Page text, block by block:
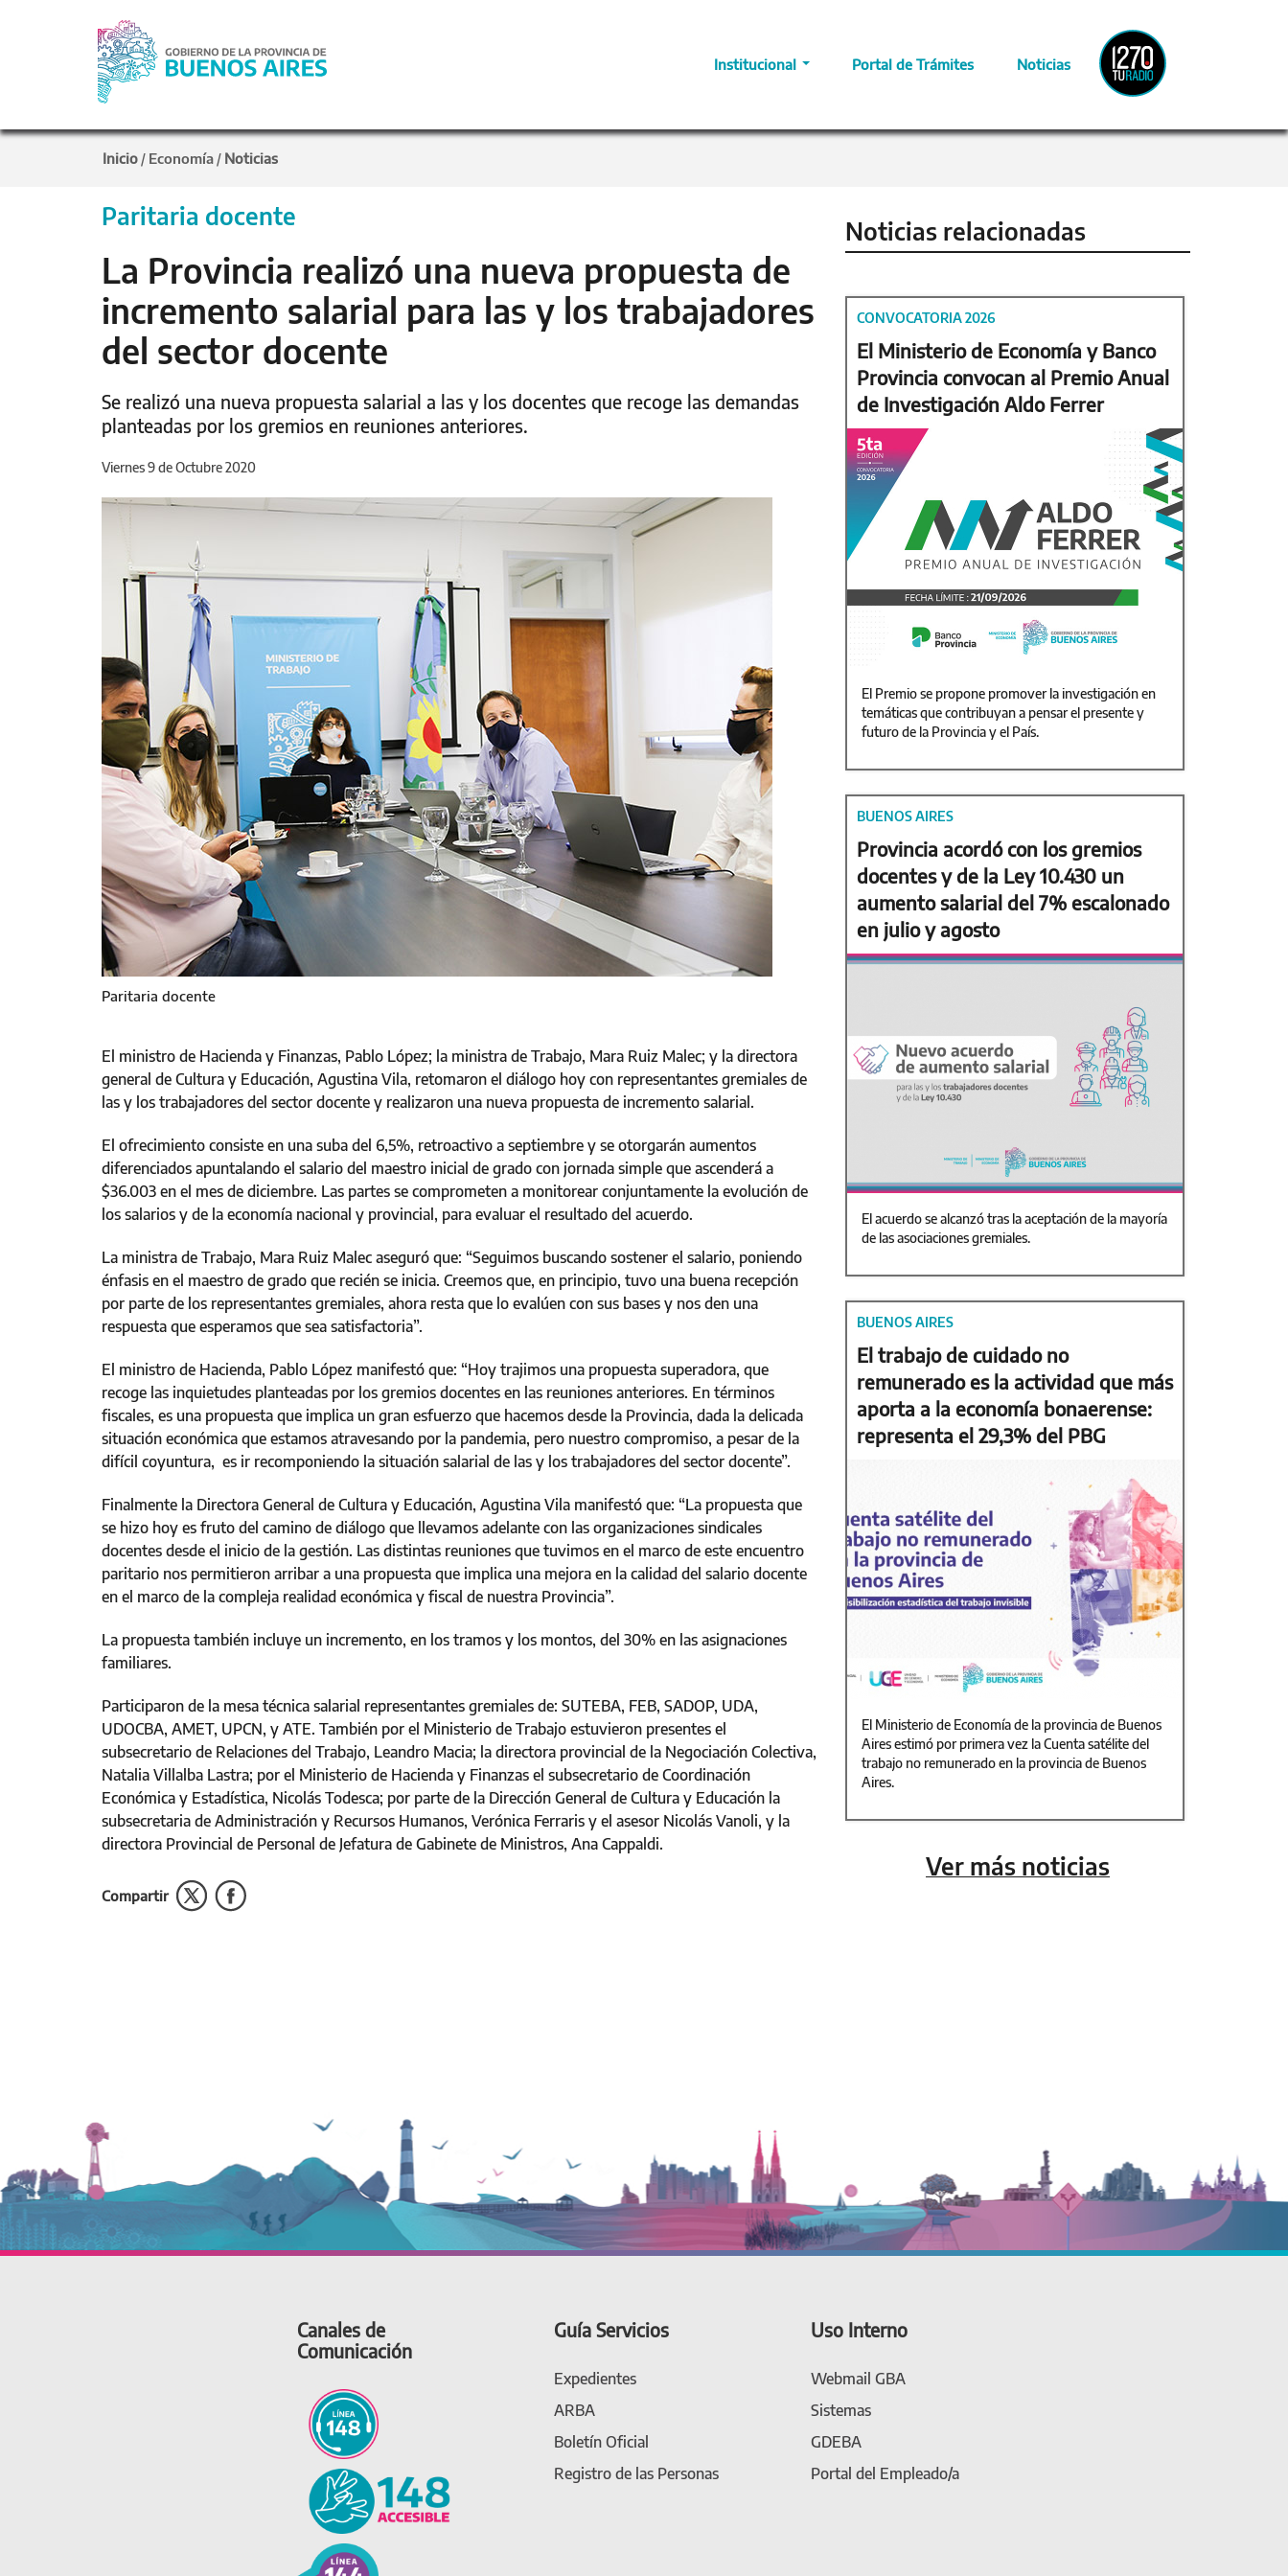
Institucional Portal de Trámites Noticias
Radio
Provincia
Inicio / Economía / Noticias
Paritaria docente
La Provincia realizó una nueva propuesta de
incremento salarial para las y los trabajadores
del sector docente
Se realizó una nueva propuesta salarial a las y los docentes que recoge las demandas
planteadas por los gremios en reuniones anteriores.
Viernes 9 de Octubre 2020
Paritaria docente
El ministro de Hacienda y Finanzas, Pablo López; la ministra de Trabajo, Mara Ruiz Malec; y la directora
general de Cultura y Educación, Agustina Vila, retomaron el diálogo hoy con representantes gremiales de
las y los trabajadores del sector docente y realizaron una nueva propuesta de incremento salarial.
El ofrecimiento consiste en una suba del 6,5%, retroactivo a septiembre y se otorgarán aumentos
diferenciados apuntalando el salario del maestro inicial de grado con jornada simple que ascenderá a
$36.003 en el mes de diciembre. Las partes se comprometen a monitorear conjuntamente la evolución de
los salarios y de la economía nacional y provincial, para evaluar el resultado del acuerdo.
La ministra de Trabajo, Mara Ruiz Malec aseguró que: “Seguimos buscando sostener el salario, poniendo
énfasis en el maestro de grado que recién se inicia. Creemos que, en principio, tuvo una buena recepción
por parte de los representantes gremiales, ahora resta que lo evalúen con sus bases y nos den una
respuesta que esperamos que sea satisfactoria”.
El ministro de Hacienda, Pablo López manifestó que: “Hoy trajimos una propuesta superadora, que
recoge las inquietudes planteadas por los gremios docentes en las reuniones anteriores. En términos
fiscales, es una propuesta que implica un gran esfuerzo que hacemos desde la Provincia, dada la delicada
situación económica que estamos atravesando por la pandemia, pero nuestro compromiso, a pesar de la
difícil coyuntura, es ir recomponiendo la situación salarial de las y los trabajadores del sector docente”.
Finalmente la Directora General de Cultura y Educación, Agustina Vila manifestó que: “La propuesta que
se hizo hoy es fruto del camino de diálogo que llevamos adelante con las organizaciones sindicales
docentes desde el inicio de la gestión. Las distintas reuniones que tuvimos en el marco de este encuentro
paritario nos permitieron arribar a una propuesta que implica una mejora en la calidad del salario docente
en el marco de la compleja realidad económica y fiscal de nuestra Provincia”.
La propuesta también incluye un incremento, en los tramos y los montos, del 30% en las asignaciones
familiares.
Participaron de la mesa técnica salarial representantes gremiales de: SUTEBA, FEB, SADOP, UDA,
UDOCBA, AMET, UPCN, y ATE. También por el Ministerio de Trabajo estuvieron presentes el
subsecretario de Relaciones del Trabajo, Leandro Macia; la directora provincial de la Negociación Colectiva,
Natalia Villalba Lastra; por el Ministerio de Hacienda y Finanzas el subsecretario de Coordinación
Económica y Estadística, Nicolás Todesca; por parte de la Dirección General de Cultura y Educación la
subsecretaria de Administración y Recursos Humanos, Verónica Ferraris y el asesor Nicolás Vanoli, y la
directora Provincial de Personal de Jefatura de Gabinete de Ministros, Ana Cappaldi.
Compartir
Noticias relacionadas
CONVOCATORIA 2026
El Ministerio de Economía y Banco
Provincia convocan al Premio Anual
de Investigación Aldo Ferrer
El Premio se propone promover la investigación en
temáticas que contribuyan a pensar el presente y
futuro de la Provincia y el País.
BUENOS AIRES
Provincia acordó con los gremios
docentes y de la Ley 10.430 un
aumento salarial del 7% escalonado
en julio y agosto
El acuerdo se alcanzó tras la aceptación de la mayoría
de las asociaciones gremiales.
BUENOS AIRES
El trabajo de cuidado no
remunerado es la actividad que más
aporta a la economía bonaerense:
representa el 29,3% del PBG
El Ministerio de Economía de la provincia de Buenos
Aires estimó por primera vez la Cuenta satélite del
trabajo no remunerado en la provincia de Buenos
Aires.
Ver más noticias
Canales de
Comunicación
Guía Servicios
Expedientes
ARBA
Boletín Oficial
Registro de las Personas
Uso Interno
Webmail GBA
Sistemas
GDEBA
Portal del Empleado/a